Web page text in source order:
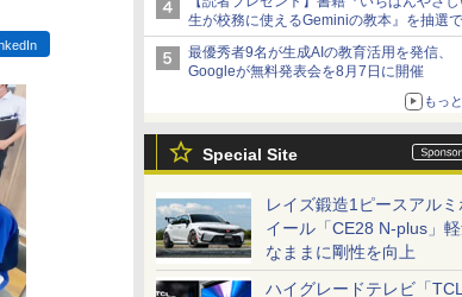
生が校務に使えるGeminiの教本』を抽選
様にプレゼント ――応募締切は2026年8
日（水）まで
最優秀者9名が生成AIの教育活用を発信、
Googleが無料発表会を8月7日に開催
もっ
Special Site
レイズ鍛造1ピースアルミ
イール「CE28 N-plus」
なままに剛性を向上
ハイグレードテレビ「TCL